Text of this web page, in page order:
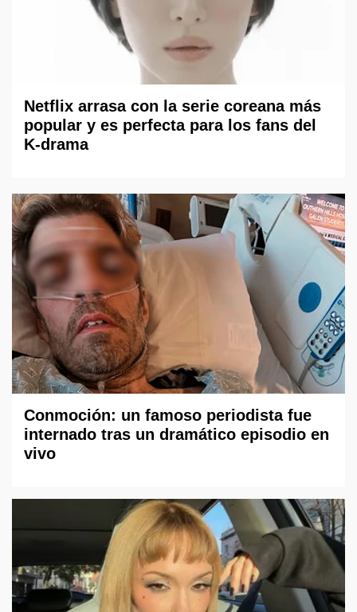
Netflix arrasa con la serie coreana más
popular y es perfecta para los fans del
K-drama
Conmoción: un famoso periodista fue
internado tras un dramático episodio en
vivo